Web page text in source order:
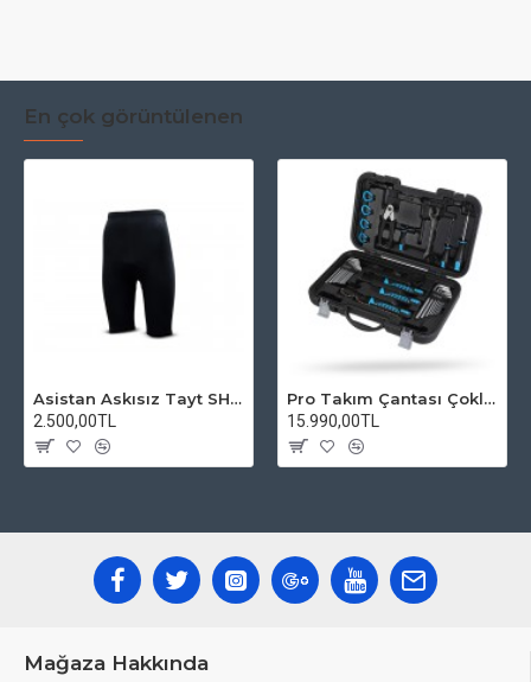
En çok görüntülenen
Asistan Askısız Tayt SH20 Pedli Siyah
2.500,00TL
Pro Takım Çantası Çoklu Tamir Seti
15.990,00TL
Mağaza Hakkında